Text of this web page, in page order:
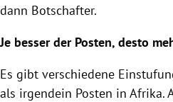
dann Botschafter.
Je besser der Posten, desto
Es gibt verschiedene
als irgendein Posten in Afrika.